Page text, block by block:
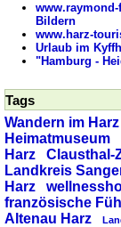
Bildern
www.harz-
Urlaub im
"Hamburg -
Tags
Wandern im Harz
Heimatmuseum
Harz
Clausthal-
Landkreis
Harz
französische
Altenau Harz